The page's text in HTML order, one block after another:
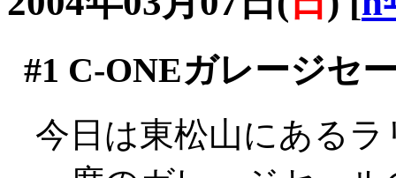
#1 C-ONEガレージセ
今日は東松山にある